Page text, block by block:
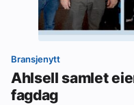
Bransjenytt
Ahlsell samlet
fagdag